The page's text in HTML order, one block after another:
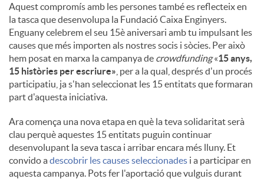
Aquest compromís amb les persones també es reflecteix en
la tasca que desenvolupa la Fundació Caixa Enginyers.
Enguany celebrem el seu 15è aniversari amb tu impulsant les
causes que més importen als nostres socis i sòcies. Per això
hem posat en marxa la campanya de crowdfunding«15 anys,
15 històries per escriure» , per a la qual, després d'un procés
participatiu, ja s'han seleccionat les 15 entitats que formaran
part d'aquesta iniciativa.
Ara comença una nova etapa en què la teva solidaritat serà
clau perquè aquestes 15 entitats puguin continuar
desenvolupant la seva tasca i arribar encara més lluny. Et
convido adescobrir les causes seleccionades i a participar en
aquesta campanya. Pots fer l'aportació que vulguis durant